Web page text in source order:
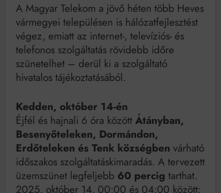
Mindenki a világot akarja uralni – de nem csak a 80-
as években
Bitumenes lapostetők: a bevált technológia akkor
működik, ha jól van felújítva
A Magyar Telekom a jövő héten több Heves
vármegyei településen is hálózatfejlesztést
végez, emiatt az internet-, televíziós- és
telefonos szolgáltatás rövidebb időre
szünetelhet – derül ki a szolgáltató
hivatalos tájékoztatásából.
Kedden, október 14-én
Éjfél és hajnali 6 óra között Átányban,
Besenyőteleken, Dormándon,
Erdőteleken és Tenk községben várható
időszakos szolgáltatáskimaradás. A tervezett
üzemszünet legfeljebb 60 percig tarthat.
2025. október 14. 00:00 és 04:00 között: